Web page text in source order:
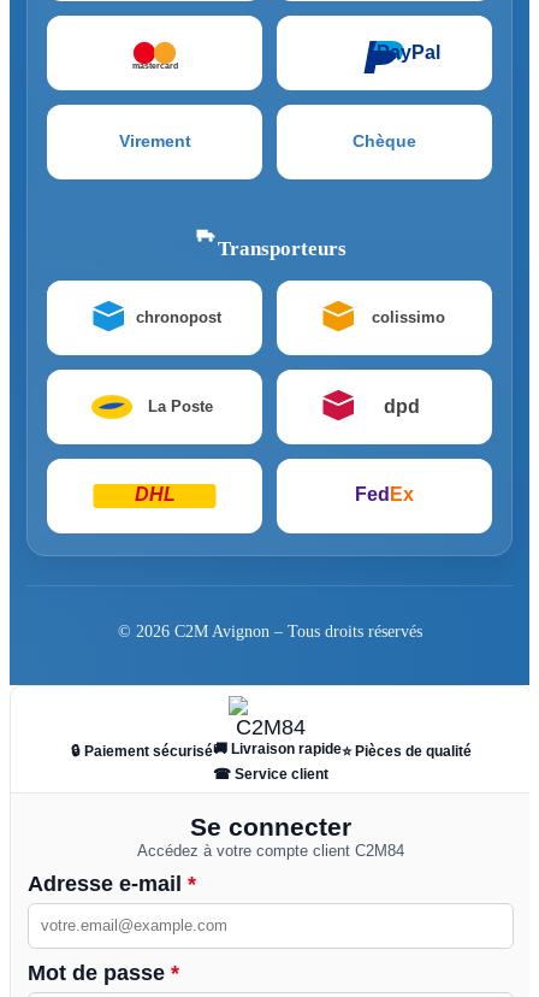
mastercard
PayPal
Virement Chèque
Transporteurs
chronopost colissimo
La Poste dpd
DHL Fed Ex
© 2026 C2M Avignon – Tous droits réservés
🔒 Paiement sécurisé🚚 Livraison rapide⭐ Pièces de qualité
☎ Service client
Se connecter
Accédez à votre compte client C2M84
Adresse e-mail *
Mot de passe *